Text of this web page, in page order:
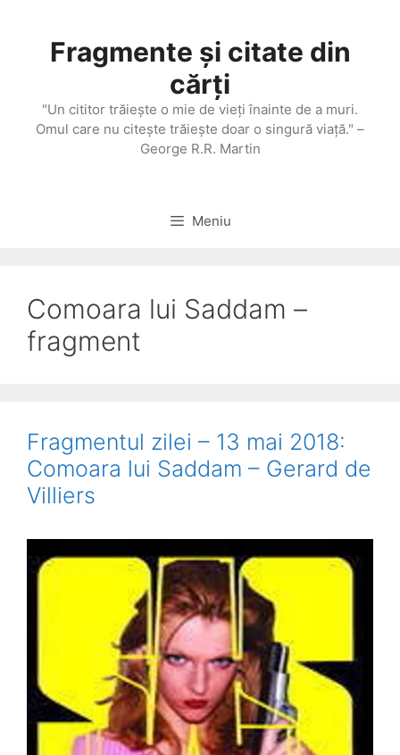
conținutFragmente și citate din
cărți
"Un cititor trăieşte o mie de vieţi înainte de a muri.
Omul care nu citeşte trăieşte doar o singură viaţă." –
George R.R. Martin
Meniu
Comoara lui Saddam –
fragment
Fragmentul zilei – 13 mai 2018:
Comoara lui Saddam – Gerard de
Villiers